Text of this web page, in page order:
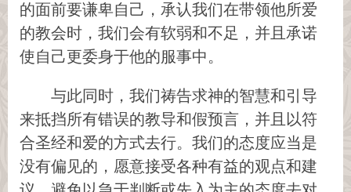
的面前要谦卑自己，承认我们在带领他所爱
的教会时，我们会有软弱和不足，并且承诺
使自己更委身于他的服事中。
与此同时，我们祷告求神的智慧和引导
来抵挡所有错误的教导和假预言，并且以符
合圣经和爱的方式去行。我们的态度应当是
没有偏见的，愿意接受各种有益的观点和建